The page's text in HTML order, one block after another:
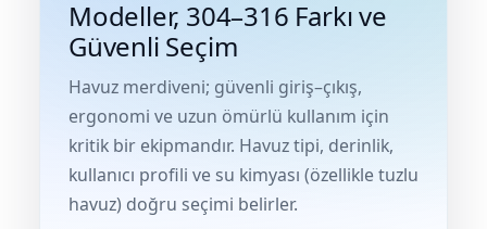
Yosun Önleyici
Havuz PH
Gemaş hazır kimyasal bakım seti
Gemaş Multi Tablet Klor 200 gr
Demir ve Setlik Giderici
Havuz Suyu Bağlı Klor Giderici
Havuz Bağlı Klor Giderici
Havuz İyon Baglayıcı
Hayward Havuz
Beatbot Havuz
Bwt Havuz Robotları
Gemaş Tuz
Dozaj Pompası
Zodiac Tuz
Havuz Trafoları
Lamba Yedek
Havuz Merdiven
Havuz Dip
Havuz Besi
Modeller, 304–316 Farkı ve
Güvenli Seçim
Havuz merdiveni; güvenli giriş–çıkış,
ergonomi ve uzun ömürlü kullanım için
kritik bir ekipmandır. Havuz tipi, derinlik,
kullanıcı profili ve su kimyası (özellikle tuzlu
havuz) doğru seçimi belirler.